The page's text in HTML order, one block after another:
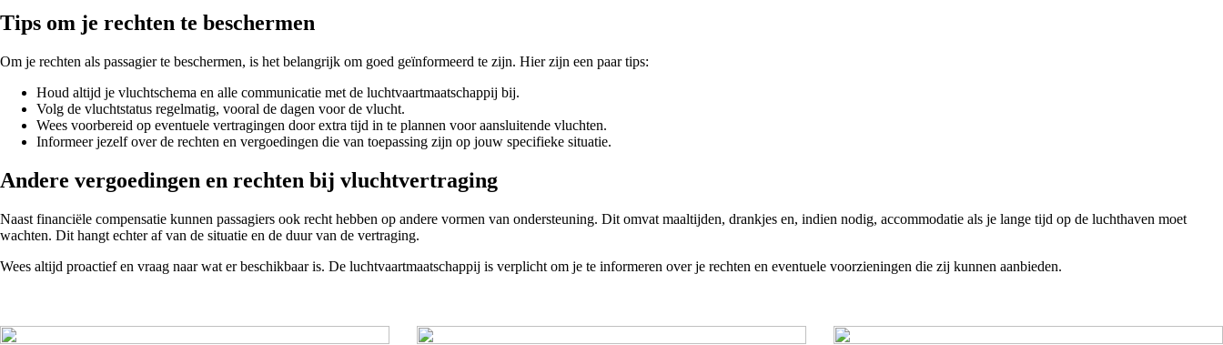
Tips om je rechten te beschermen
Om je rechten als passagier te beschermen, is het belangrijk om goed geïnformeerd te zijn. Hier zijn een paar tips:
Houd altijd je vluchtschema en alle communicatie met de luchtvaartmaatschappij bij.
Volg de vluchtstatus regelmatig, vooral de dagen voor de vlucht.
Wees voorbereid op eventuele vertragingen door extra tijd in te plannen voor aansluitende vluchten.
Informeer jezelf over de rechten en vergoedingen die van toepassing zijn op jouw specifieke situatie.
Andere vergoedingen en rechten bij vluchtvertraging
Naast financiële compensatie kunnen passagiers ook recht hebben op andere vormen van ondersteuning. Dit omvat maaltijden, drankjes en, indien nodig, accommodatie als je lange tijd op de luchthaven moet
wachten. Dit hangt echter af van de situatie en de duur van de vertraging.
Wees altijd proactief en vraag naar wat er beschikbaar is. De luchtvaartmaatschappij is verplicht om je te informeren over je rechten en eventuele voorzieningen die zij kunnen aanbieden.